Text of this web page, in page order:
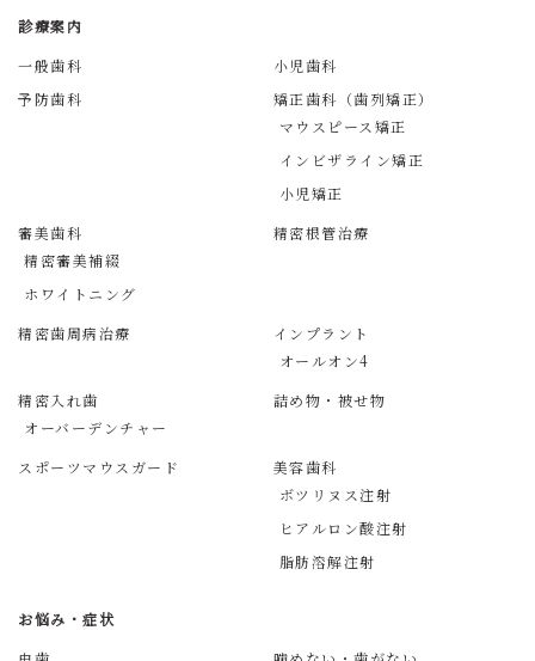
診療案内
一般歯科
小児歯科
予防歯科
矯正歯科（歯列矯正）
マウスピース矯正
インビザライン矯正
小児矯正
審美歯科
精密審美補綴
ホワイトニング
精密根管治療
精密歯周病治療
インプラント
オールオン4
精密入れ歯
オーバーデンチャー
詰め物・被せ物
スポーツマウスガード
美容歯科
ボツリヌス注射
ヒアルロン酸注射
脂肪溶解注射
お悩み・症状